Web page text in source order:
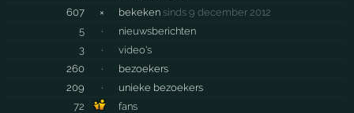
607
× bekeken sinds 9 december 2012
5
·
nieuwsberichten
3
·
video's
260
·
bezoekers
209
·
unieke bezoekers
72
fans